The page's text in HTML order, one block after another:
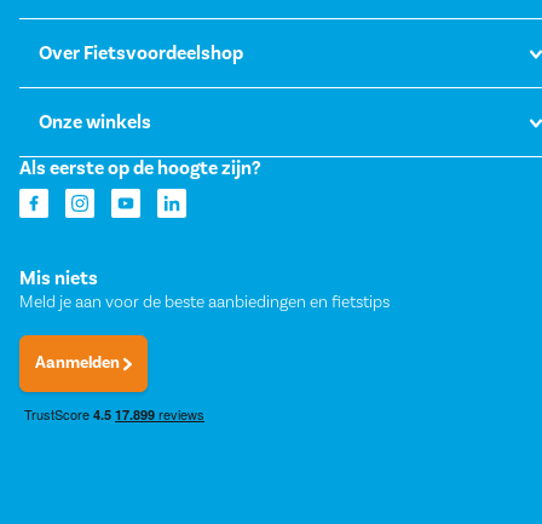
Over Fietsvoordeelshop
Onze winkels
Als eerste op de hoogte zijn?
Mis niets
Meld je aan voor de beste aanbiedingen en fietstips
Aanmelden